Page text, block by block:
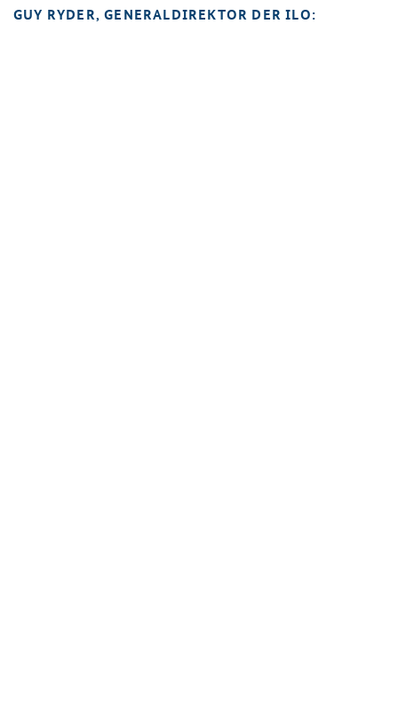
GUY RYDER, GENERALDIREKTOR DER ILO: